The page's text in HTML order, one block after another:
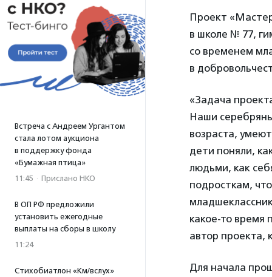
Встреча с Андреем Ургантом
стала лотом аукциона
в поддержку фонда
«Бумажная птица»
11:45 · Прислано НКО
В ОП РФ предложили
установить ежегодные
выплаты на сборы в школу
11:24
Стихобиатлон «Км/вслух»
Проект
в школе № 77,
со временем
в
«Задача
Наши
возраста,
дети поняли,
людьми, как
подросткам,
какое-то время
автор проекта,
Для начала